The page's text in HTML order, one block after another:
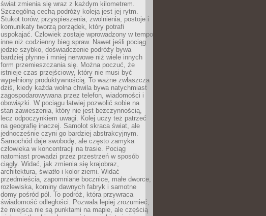
świat zmienia się wraz z każdym kilometrem.
Szczególną cechą podróży koleją jest jej rytm.
Stukot torów, przyspieszenia, zwolnienia, postoje i
komunikaty tworzą porządek, który potrafi
uspokajać. Człowiek zostaje wprowadzony w tempo
inne niż codzienny bieg spraw. Nawet jeśli pociąg
jedzie szybko, doświadczenie podróży bywa
bardziej płynne i mniej nerwowe niż wiele innych
form przemieszczania się. Można poczuć, że
istnieje czas przejściowy, który nie musi być
wypełniony produktywnością. To ważne zwłaszcza
dziś, kiedy każda wolna chwila bywa natychmiast
zagospodarowywana przez telefon, wiadomości i
obowiązki. W pociągu łatwiej pozwolić sobie na
stan zawieszenia, który nie jest bezczynnością,
lecz odpoczynkiem uwagi. Kolej uczy też patrzeć
na geografię inaczej. Samolot skraca świat, ale
jednocześnie czyni go bardziej abstrakcyjnym.
Samochód daje swobodę, ale często zamyka
człowieka w koncentracji na trasie. Pociąg
natomiast prowadzi przez przestrzeń w sposób
ciągły. Widać, jak zmienia się krajobraz,
architektura, światło i kolor ziemi. Widać
przedmieścia, zapomniane bocznice, małe dworce,
rozlewiska, kominy dawnych fabryk i samotne
domy pośród pól. To podróż, która przywraca
świadomość odległości. Pozwala lepiej zrozumieć,
że miejsca nie są punktami na mapie, ale częścią